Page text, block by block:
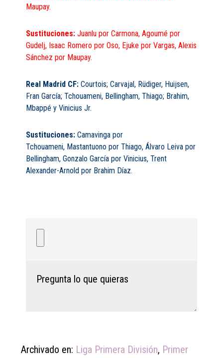
Maupay.
Sustituciones: Juanlu por Carmona, Agoumé por
Gudelj, Isaac Romero por Oso, Ejuke por Vargas, Alexis
Sánchez por Maupay.
Real Madrid CF:Courtois; Carvajal, Rüdiger, Huijsen,
Fran García; Tchouameni, Bellingham, Thiago; Brahim,
Mbappé y Vinicius Jr.
Sustituciones:Camavinga por
Tchouameni, Mastantuono por Thiago, Álvaro Leiva por
Bellingham, Gonzalo García por Vinicius, Trent
Alexander-Arnold por Brahim Díaz.
Archivado en: Liga Primera División, Primer